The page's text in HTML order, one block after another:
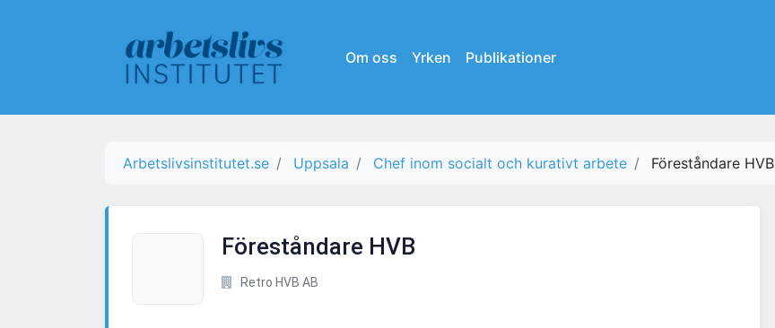
Om oss Yrken Publikationer
Arbetslivsinstitutet.se Uppsala Chef inom socialt och kurativt arbete Föreståndare HVB
Föreståndare HVB
Retro HVB AB